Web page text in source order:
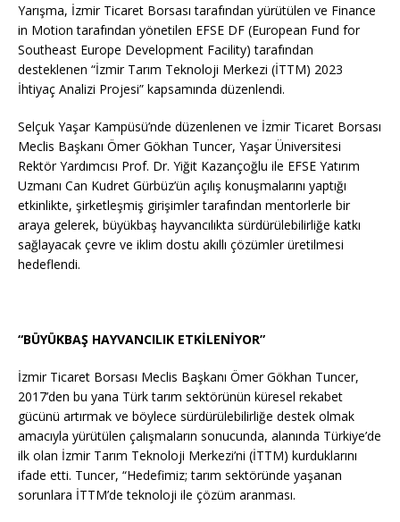
Yarışma, İzmir Ticaret Borsası tarafından yürütülen ve Finance
in Motion tarafından yönetilen EFSE DF (European Fund for
Southeast Europe Development Facility) tarafından
desteklenen “İzmir Tarım Teknoloji Merkezi (İTTM) 2023
İhtiyaç Analizi Projesi” kapsamında düzenlendi.
Selçuk Yaşar Kampüsü’nde düzenlenen ve İzmir Ticaret Borsası
Meclis Başkanı Ömer Gökhan Tuncer, Yaşar Üniversitesi
Rektör Yardımcısı Prof. Dr. Yiğit Kazançoğlu ile EFSE Yatırım
Uzmanı Can Kudret Gürbüz’ün açılış konuşmalarını yaptığı
etkinlikte, şirketleşmiş girişimler tarafından mentorlerle bir
araya gelerek, büyükbaş hayvancılıkta sürdürülebilirliğe katkı
sağlayacak çevre ve iklim dostu akıllı çözümler üretilmesi
hedeflendi.
“BÜYÜKBAŞ HAYVANCILIK ETKİLENİYOR”
İzmir Ticaret Borsası Meclis Başkanı Ömer Gökhan Tuncer,
2017’den bu yana Türk tarım sektörünün küresel rekabet
gücünü artırmak ve böylece sürdürülebilirliğe destek olmak
amacıyla yürütülen çalışmaların sonucunda, alanında Türkiye’de
ilk olan İzmir Tarım Teknoloji Merkezi’ni (İTTM) kurduklarını
ifade etti. Tuncer, “Hedefimiz; tarım sektöründe yaşanan
sorunlara İTTM’de teknoloji ile çözüm aranması.